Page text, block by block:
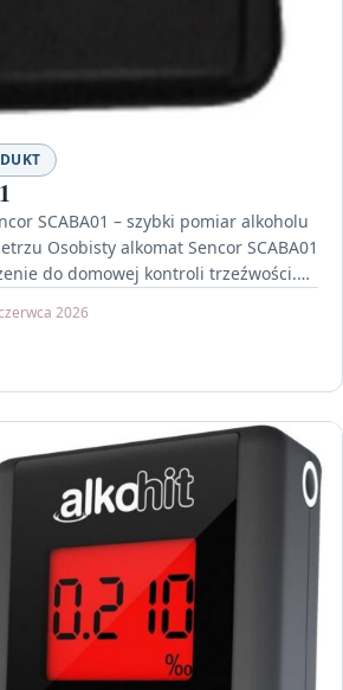
SCABA01 – szybki pomiar alkoholu
Osobisty alkomat Sencor SCABA01
do domowej kontroli trzeźwości.
2026